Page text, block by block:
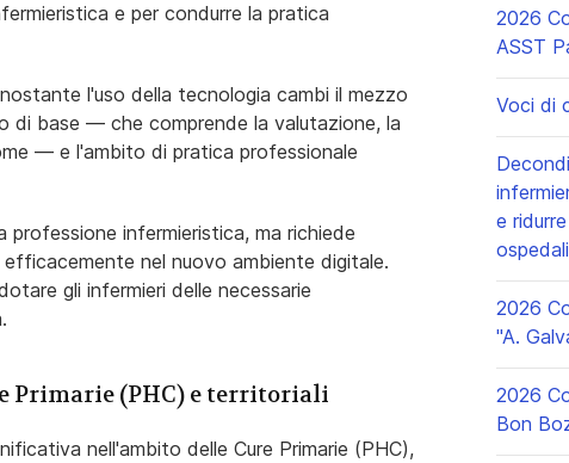
e per condurre la pratica
l'uso della tecnologia cambi il mezzo
di base — che comprende la valutazione, la
— e l'ambito di pratica professionale
professione infermieristica, ma richiede
nel nuovo ambiente digitale.
gli infermieri delle necessarie
Primarie (PHC) e territoriali
nell'ambito delle Cure Primarie (PHC),
2026
ASST
Voci di
e
2026
"A.
2026
Bon